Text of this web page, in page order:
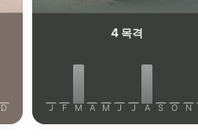
D
4목격
J F M A M J J A S O N